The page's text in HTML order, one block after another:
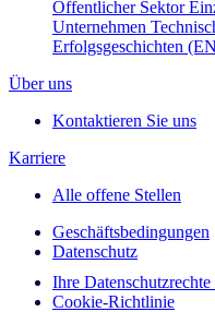
Öffentlicher Sektor
Unternehmen
Erfolgsgeschichten
Über uns
Kontaktieren Sie uns
Karriere
Alle offene Stellen
Geschäftsbedingungen
Datenschutz
Ihre Datenschutzrechte
Cookie-Richtlinie